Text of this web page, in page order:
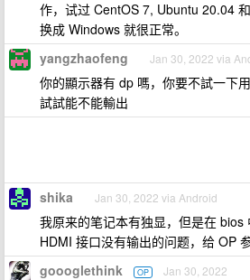
作，试过 CentOS 7, Ubuntu 20.04
换成 Windows 就很正常。
yangzhaofeng Jan 30, 2022 via
你的顯示器有 dp 嗎，你要不試一下
試試能不能輸出
shika Jan 30, 2022 via Android
我原来的笔记本有独显，但是在 bios
HDMI 接口没有输出的问题，给 OP
goooglethink OP Jan 30, 2022